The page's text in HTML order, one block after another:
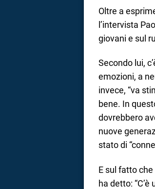
Oltre a
l’intervista
giovani e sul
Secondo lui,
emozioni, a
invece, “va
bene. In
dovrebbero
nuove
stato di
E sul fatto
ha detto: